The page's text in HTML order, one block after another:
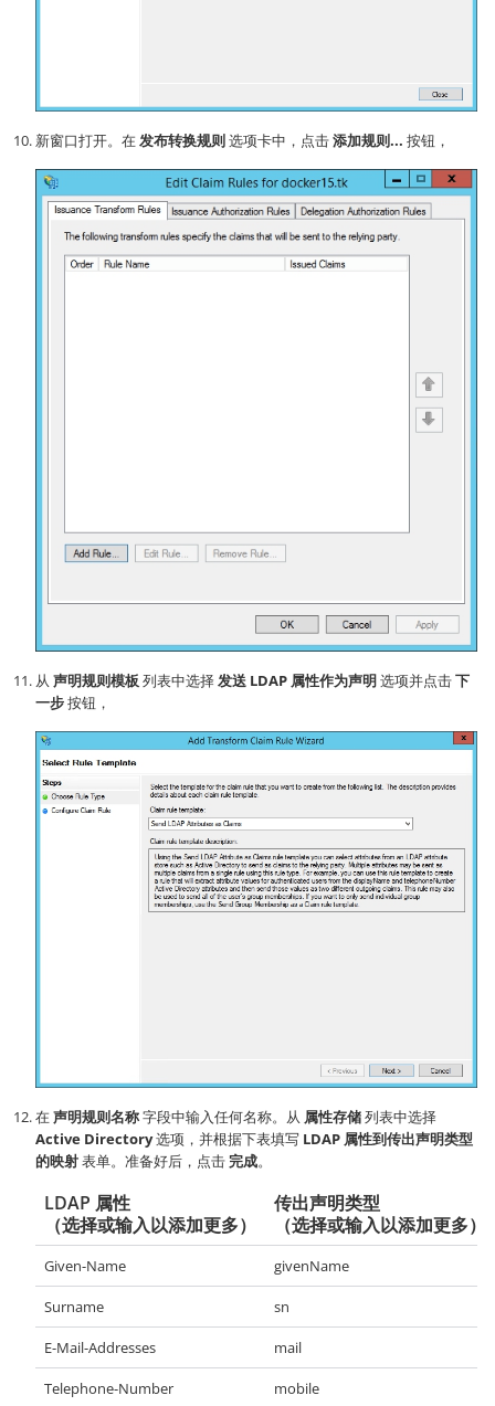
新窗口打开。在发布转换规则选项卡中，点击添加规则... 按钮，
从 声明规则模板列表中选择发送 LDAP 属性作为声明选项并点击下
一步按钮，
在声明规则名称字段中输入任何名称。从 属性存储列表中选择
Active Directory选项，并根据下表填写 LDAP 属性到传出声明类型
的映射表单。准备好后，点击完成。
LDAP 属性
（选择或输入以添加更多）
传出声明类型
（选择或输入以添加更多）
Given-Name givenName
Surname sn
E-Mail-Addresses mail
Telephone-Number mobile